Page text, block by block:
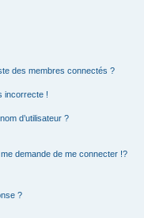
des membres connectés ?
incorrecte !
d’utilisateur ?
demande de me connecter !?
?